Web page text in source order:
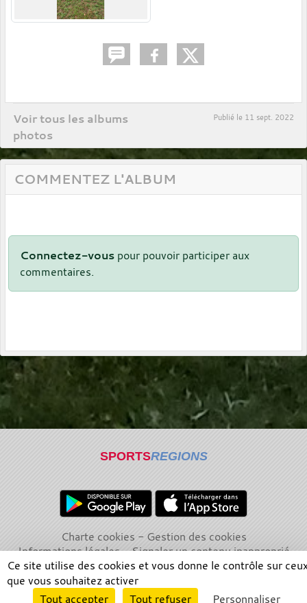
Voir tous les albums
photos
Publié le 11 sept. 2022
COMMENTEZ L'ALBUM
Connectez-vous pour pouvoir participer aux
commentaires.
SPORTSREGIONS
Charte cookies
Gestion des cookies
Informations légales
Signaler un contenu inapproprié
Envie de participer ? Connexion
Ce site utilise des cookies et vous donne le contrôle sur
que vous souhaitez activer
Tout accepter
Tout refuser Personnaliser